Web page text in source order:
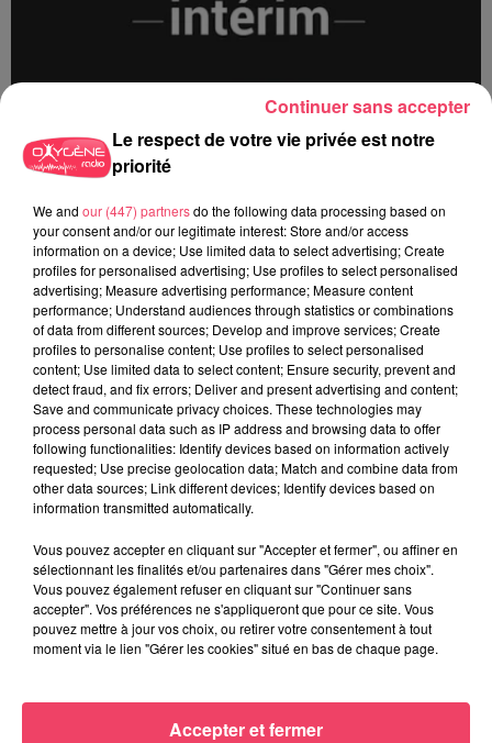
13/12 - Loire Atlantique
Le respect de votre vie privée est notre
priorité
We and our (447) partnersdo the following data processing based on
your consent and/or our legitimate interest: Store and/or access
information on a device; Use limited data to select advertising; Create
profiles for personalised advertising; Use profiles to select personalised
advertising; Measure advertising performance; Measure content
performance; Understand audiences through statistics or combinations
of data from different sources; Develop and improve services; Create
profiles to personalise content; Use profiles to select personalised
content; Use limited data to select content; Ensure security, prevent and
detect fraud, and fix errors; Deliver and present advertising and content;
Save and communicate privacy choices. These technologies may
process personal data such as IP address and browsing data to offer
following functionalities: Identify devices based on information actively
requested; Use precise geolocation data; Match and combine data from
other data sources; Link different devices; Identify devices based on
information transmitted automatically.
Vous pouvez accepter en cliquant sur "Accepter et fermer", ou affiner en
sélectionnant les finalités et/ou partenaires dans "Gérer mes choix".
Vous pouvez également refuser en cliquant sur "Continuer sans
accepter". Vos préférences ne s'appliqueront que pour ce site. Vous
pouvez mettre à jour vos choix, ou retirer votre consentement à tout
moment via le lien "Gérer les cookies" situé en bas de chaque page.
Accepter et fermer
Continuer sans accepter